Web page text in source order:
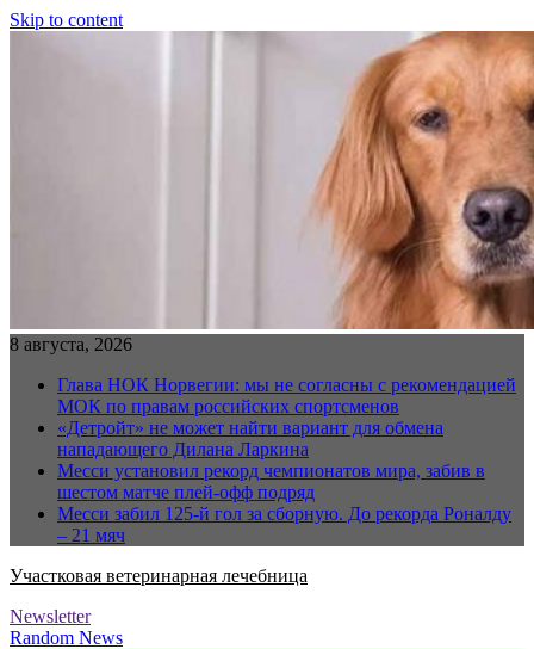
Skip to content
8 августа, 2026
Глава НОК Норвегии: мы не согласны с рекомендацией
МОК по правам российских спортсменов
«Детройт» не может найти вариант для обмена
нападающего Дилана Ларкина
Месси установил рекорд чемпионатов мира, забив в
шестом матче плей‑офф подряд
Месси забил 125-й гол за сборную. До рекорда Роналду
– 21 мяч
Участковая ветеринарная лечебница
Newsletter
Random News